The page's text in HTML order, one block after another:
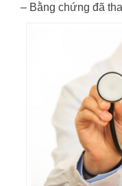
– Bằng chứng đã